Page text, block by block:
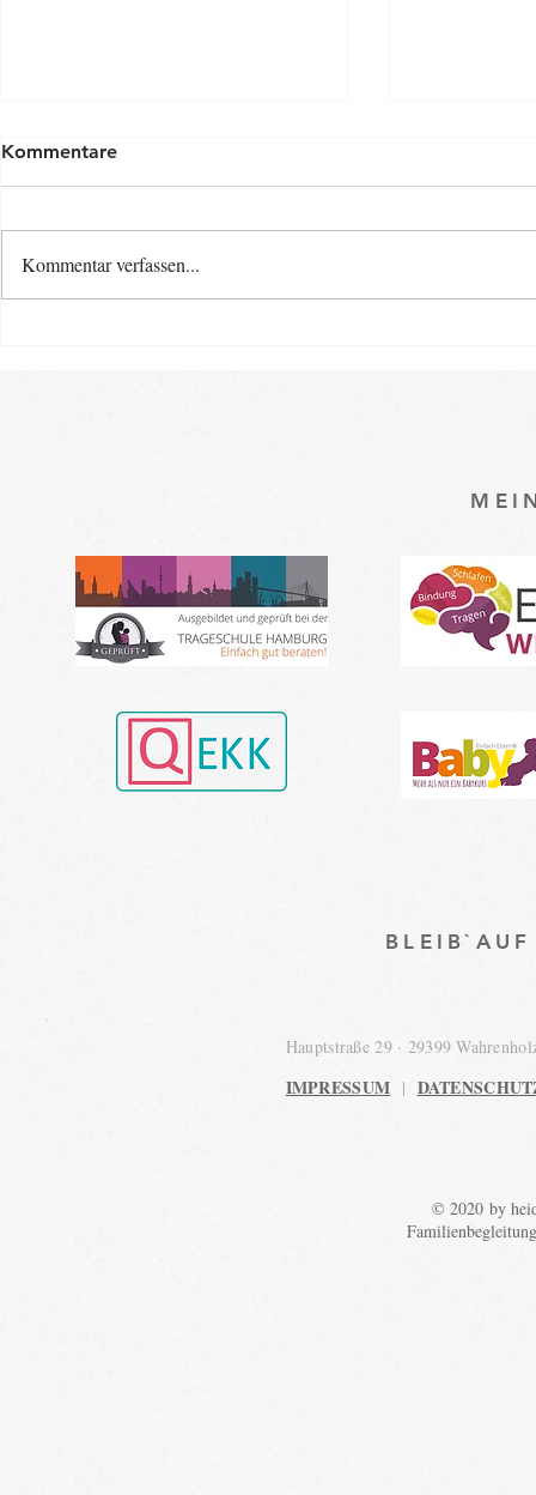
Kommentare
Kommentar verfassen...
Hauptstraße 29 · 29399
IMPRESSUM |
© 2020 by